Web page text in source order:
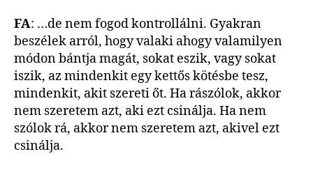
FA: …de nem fogod kontrollálni. Gyakran
beszélek arról, hogy valaki ahogy valamilyen
módon bántja magát, sokat eszik, vagy sokat
iszik, az mindenkit egy kettős kötésbe tesz,
mindenkit, akit szereti őt. Ha rászólok, akkor
nem szeretem azt, aki ezt csinálja. Ha nem
szólok rá, akkor nem szeretem azt, akivel ezt
csinálja.